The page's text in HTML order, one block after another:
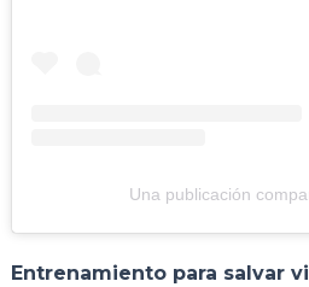
Una publicación
Entrenamiento para salvar